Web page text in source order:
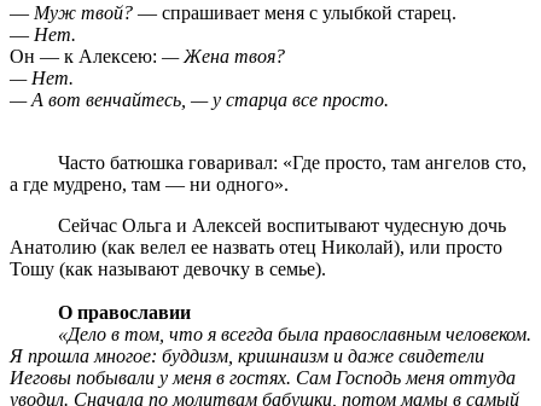
— Муж твой? — спрашивает меня с улыбкой старец.
— Нет.
Он — к Алексею: — Жена твоя?
— Нет.
— А вот венчайтесь, — у старца все просто.
Часто батюшка говаривал: «Где просто, там ангелов сто,
а где мудрено, там — ни одного».
Сейчас Ольга и Алексей воспитывают чудесную дочь
Анатолию (как велел ее назвать отец Николай), или просто
Тошу (как называют девочку в семье).
О православии
«Дело в том, что я всегда была православным человеком.
Я прошла многое: буддизм, кришнаизм и даже свидетели
Иеговы побывали у меня в гостях. Сам Господь меня оттуда
уводил. Сначала по молитвам бабушки, потом мамы в самый